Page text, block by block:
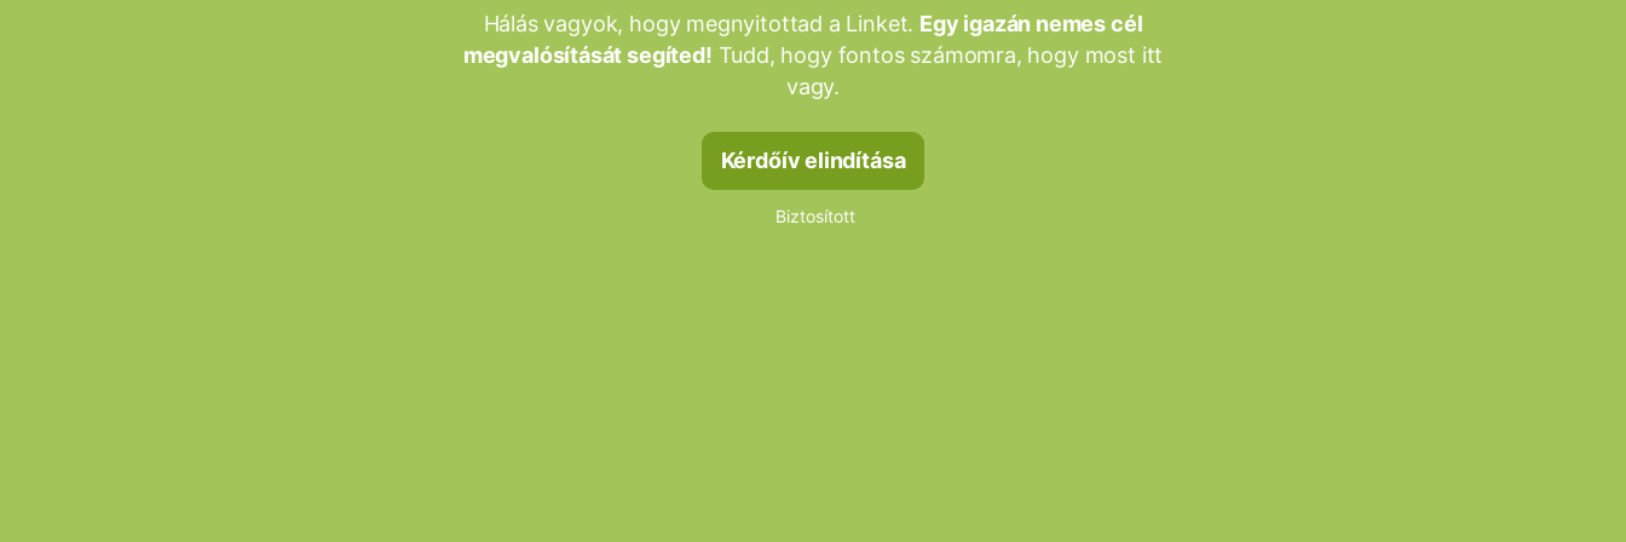
Hálás vagyok, hogy megnyitottad a Linket. Egy igazán nemes cél
megvalósítását segíted! Tudd, hogy fontos számomra, hogy most itt
vagy.
Kérdőív elindítása
Biztosított